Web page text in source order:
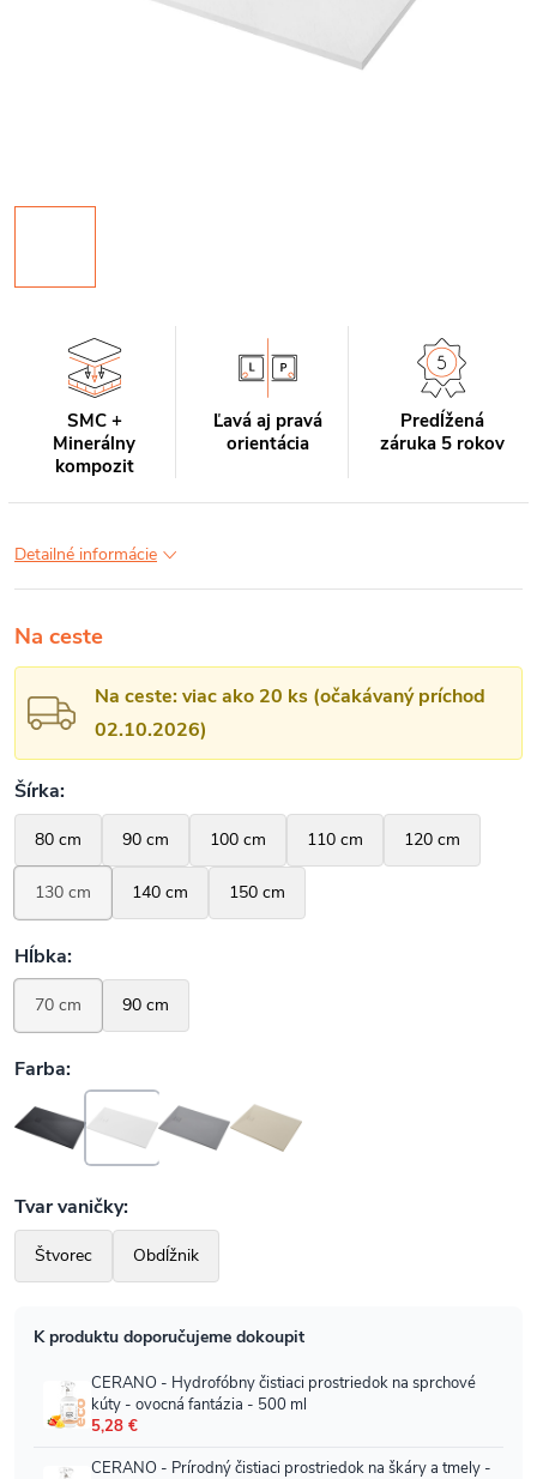
SMC +
Minerálny
kompozit
Ľavá aj pravá
orientácia
Predĺžená
záruka 5 rokov
Detailné informácie
Na ceste
Na ceste: viac ako 20 ks (očakávaný príchod
02.10.2026)